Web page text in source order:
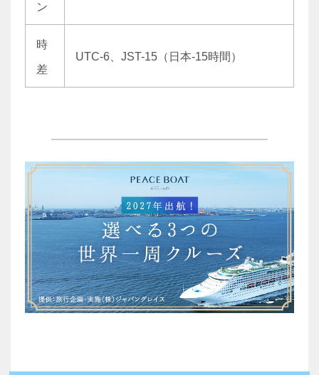
ン
時
差
UTC-6、JST-15（日本-15時間）